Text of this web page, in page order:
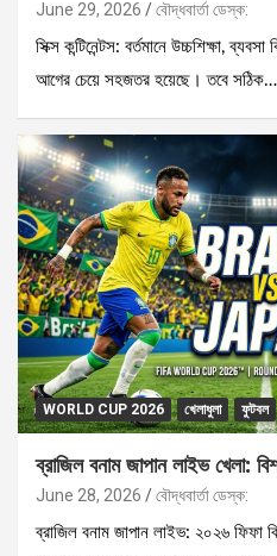
June 29, 2026 বৌদ্ধবার্তা ডেস্ক:
সিক্স কন্টিনেন্টস: বর্তমানে উচ্চশিক্ষা,
আগের চেয়ে সহজতর হয়েছে। তবে সঠিক…
WORLD CUP 2026 খেলাধুলা ফুটবল
ব্রাজিল বনাম জাপান লাইভ খেলা:
June 28, 2026 বৌদ্ধবার্তা ডেস্ক:
ব্রাজিল বনাম জাপান লাইভ: ২০২৬ ফিফা